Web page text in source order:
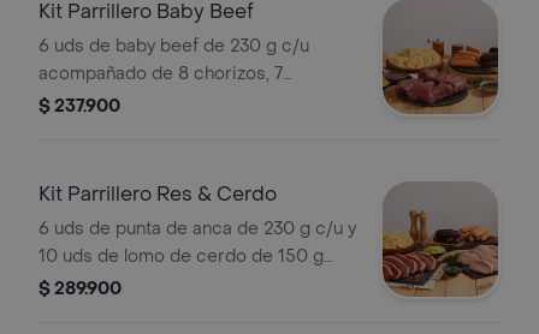
Kit Parrillero Baby Beef
6 uds de baby beef de 230 g c/u
acompañado de 8 chorizos, 7
morcillas, 20 arepas, 160g
$ 237.900
Kit Parrillero Res & Cerdo
6 uds de punta de anca de 230 g c/u y
10 uds de lomo de cerdo de 150 g
c/u,8 chorizos,7 morcillas,20 arepas,
$ 289.900